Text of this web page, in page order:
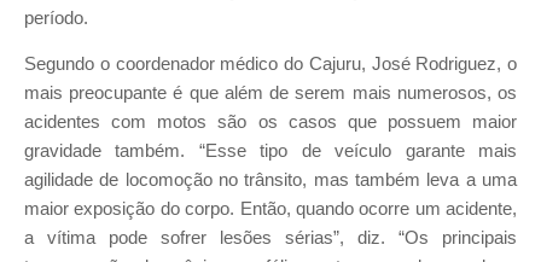
período.
Segundo o coordenador médico do Cajuru, José Rodriguez, o
mais preocupante é que além de serem mais numerosos, os
acidentes com motos são os casos que possuem maior
gravidade também. “Esse tipo de veículo garante mais
agilidade de locomoção no trânsito, mas também leva a uma
maior exposição do corpo. Então, quando ocorre um acidente,
a vítima pode sofrer lesões sérias”, diz. “Os principais